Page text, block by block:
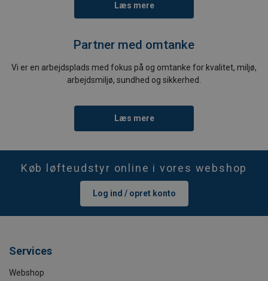
Læs mere
Partner med omtanke
Vi er en arbejdsplads med fokus på og omtanke for kvalitet, miljø,
arbejdsmiljø, sundhed og sikkerhed.
Læs mere
Køb løfteudstyr online i vores webshop
Log ind / opret konto
Services
Webshop